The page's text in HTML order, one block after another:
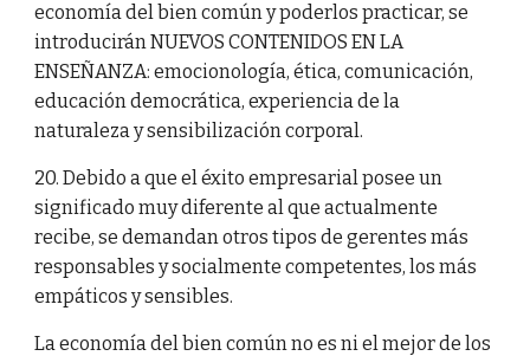
economía del bien común y poderlos practicar, se
introducirán NUEVOS CONTENIDOS EN LA
ENSEÑANZA: emocionología, ética, comunicación,
educación democrática, experiencia de la
naturaleza y sensibilización corporal.
20. Debido a que el éxito empresarial posee un
significado muy diferente al que actualmente
recibe, se demandan otros tipos de gerentes más
responsables y socialmente competentes, los más
empáticos y sensibles.
La economía del bien común no es ni el mejor de los